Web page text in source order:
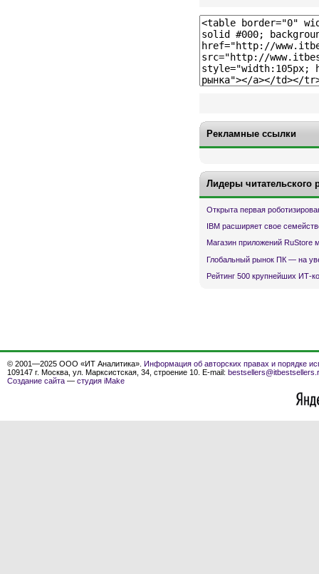
Рекламные ссылки
Лидеры читательского
Открыта первая
IBM расширяет свое
Магазин приложений RuStore
Глобальный рынок ПК — на
Рейтинг 500 крупнейших ИТ-
© 2001—2025 ООО «ИТ Аналитика». Информация об авторских правах и порядке
109147 г. Москва, ул. Марксистская, 34, строение 10. E-mail:
Создание сайта — студия iMake